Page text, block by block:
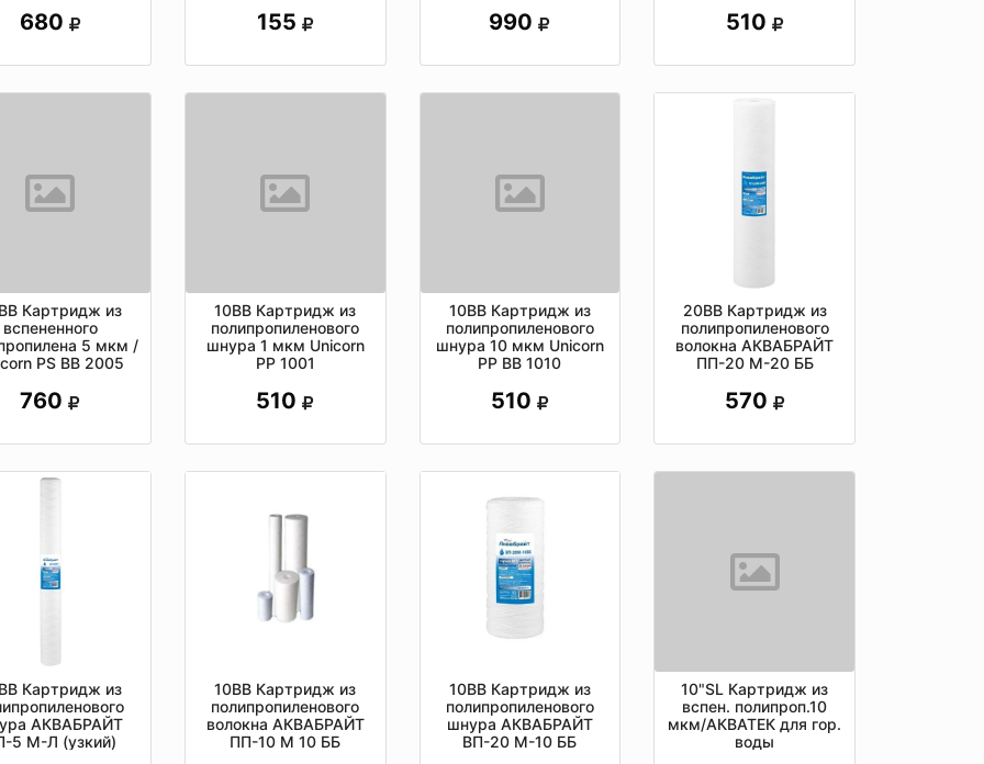
680 155 990 510
Картридж из
вспененного
5 мкм /
PS ВВ 2005
760
10ВВ Картридж из
полипропиленового
шнура 1 мкм Unicorn
РР 1001
510
10ВВ Картридж из
полипропиленового
шнура 10 мкм Unicorn
РР ВВ 1010
510
20ВВ Картридж из
полипропиленового
волокна АКВАБРАЙТ
ПП-20 М-20 ББ
570
Картридж из
АКВАБРАЙТ
5 М-Л (узкий)
10ВВ Картридж из
полипропиленового
волокна АКВАБРАЙТ
ПП-10 М 10 ББ
10ВВ Картридж из
полипропиленового
шнура АКВАБРАЙТ
ВП-20 М-10 ББ
10"SL Картридж из
вспен. полипроп.10
мкм/АКВАТЕК для гор.
воды